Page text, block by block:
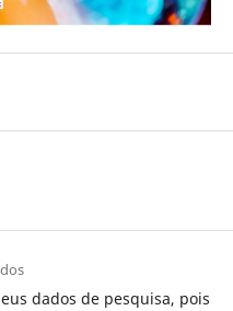
dados de pesquisa, pois